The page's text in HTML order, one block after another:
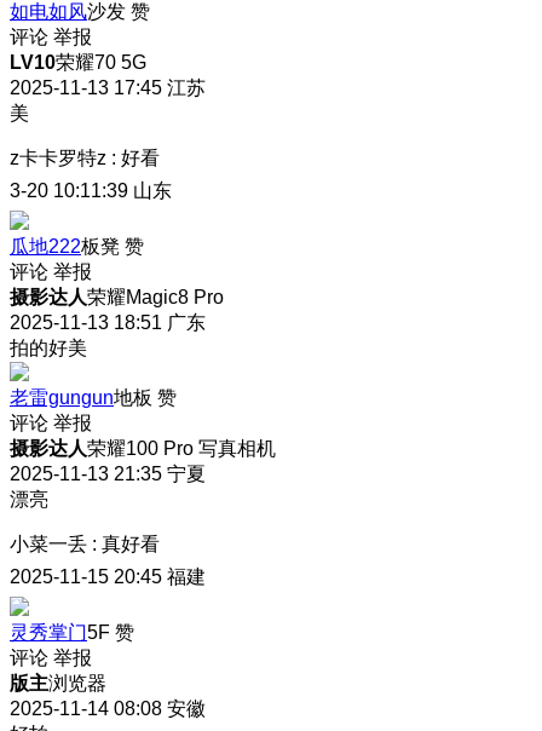
如电如风沙发 赞
评论 举报
LV10荣耀70 5G
2025-11-13 17:45 江苏
美
z卡卡罗特z : 好看
3-20 10:11:39 山东
瓜地222板凳 赞
评论 举报
摄影达人荣耀Magic8 Pro
2025-11-13 18:51 广东
拍的好美
老雷gungun地板 赞
评论 举报
摄影达人荣耀100 Pro 写真相机
2025-11-13 21:35 宁夏
漂亮
小菜一丢 : 真好看
2025-11-15 20:45 福建
灵秀掌门5F 赞
评论 举报
版主浏览器
2025-11-14 08:08 安徽